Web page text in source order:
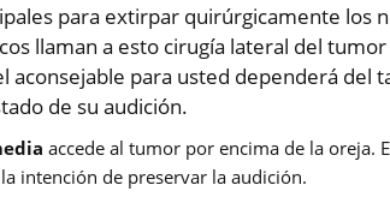
para extirpar quirúrgicamente los
llaman a esto cirugía lateral del
aconsejable para usted dependerá del
de su audición.
accede al tumor por encima de la oreja.
intención de preservar la audición.